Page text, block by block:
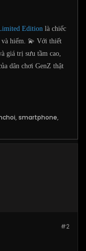
Edition là chiếc
và hiếm. 💫 Với thiết
giá trị sưu tầm cao,
dân chơi GenZ thật
, smartphone,
#2